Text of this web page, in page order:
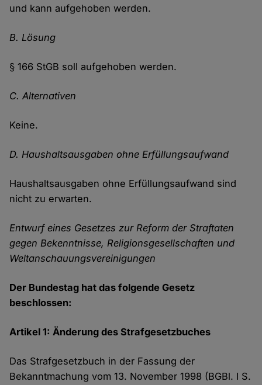
und kann aufgehoben werden.
B. Lösung
§ 166 StGB soll aufgehoben werden.
C. Alternativen
Keine.
D. Haushaltsausgaben ohne Erfüllungsaufwand
Haushaltsausgaben ohne Erfüllungsaufwand sind
nicht zu erwarten.
Entwurf eines Gesetzes zur Reform der Straftaten
gegen Bekenntnisse, Religionsgesellschaften und
Weltanschauungsvereinigungen
Der Bundestag hat das folgende Gesetz
beschlossen:
Artikel 1: Änderung des Strafgesetzbuches
Das Strafgesetzbuch in der Fassung der
Bekanntmachung vom 13. November 1998 (BGBl. I S.